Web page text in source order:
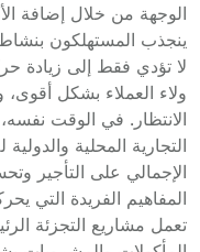
الوجهة من خلال إضافة
ينجذب المستهلكون بنشاط
لا تؤدي فقط إلى زيادة
ولاء العملاء بشكل أقوى،
الانتظار. في الوقت
التجارية المحلية
الإجمالي على التأجير
المفاهيم الفريدة التي
تعمل مشاريع التجزئة